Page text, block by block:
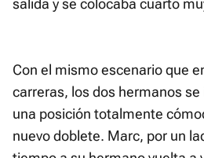
salida y se colocaba cuarto
Con el mismo escenario que
carreras, los dos hermanos
una posición totalmente
nuevo doblete. Marc, por un